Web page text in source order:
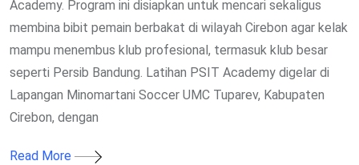
Academy. Program ini disiapkan untuk mencari sekaligus
membina bibit pemain berbakat di wilayah Cirebon agar kelak
mampu menembus klub profesional, termasuk klub besar
seperti Persib Bandung. Latihan PSIT Academy digelar di
Lapangan Minomartani Soccer UMC Tuparev, Kabupaten
Cirebon, dengan
Read More